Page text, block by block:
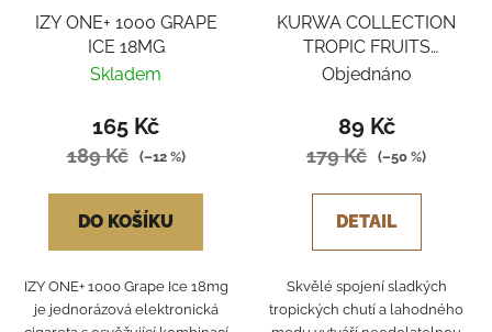
IZY ONE+ 1000 GRAPE
ICE 18MG
Skladem
165 Kč
189 Kč (–12 %)
DO KOŠÍKU
IZY ONE+ 1000 Grape Ice 18mg
je jednorázová elektronická
KURWA COLLECTION
TROPIC FRUITS
HONEYDEW ICE
Objednáno
89 Kč
179 Kč (–50 %)
DETAIL
Skvělé spojení sladkých
tropických chutí a lahodného